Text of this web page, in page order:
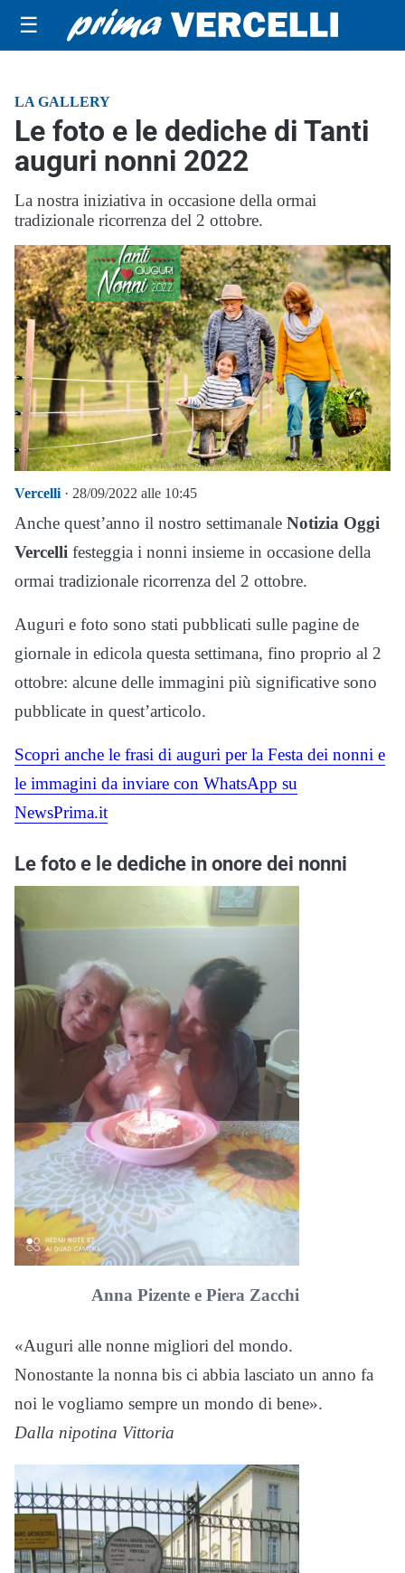
☰
LA GALLERY
Le foto e le dediche di Tanti
auguri nonni 2022
La nostra iniziativa in occasione della ormai
tradizionale ricorrenza del 2 ottobre.
Vercelli · 28/09/2022 alle 10:45
Anche quest’anno il nostro settimanale Notizia Oggi
Vercelli festeggia i nonni insieme in occasione della
ormai tradizionale ricorrenza del 2 ottobre.
Auguri e foto sono stati pubblicati sulle pagine de
giornale in edicola questa settimana, fino proprio al 2
ottobre: alcune delle immagini più significative sono
pubblicate in quest’articolo.
Scopri anche le frasi di auguri per la Festa dei nonni e
le immagini da inviare con WhatsApp su
NewsPrima.it
Le foto e le dediche in onore dei nonni
Anna Pizente e Piera Zacchi
«Auguri alle nonne migliori del mondo.
Nonostante la nonna bis ci abbia lasciato un anno fa
noi le vogliamo sempre un mondo di bene».
Dalla nipotina Vittoria